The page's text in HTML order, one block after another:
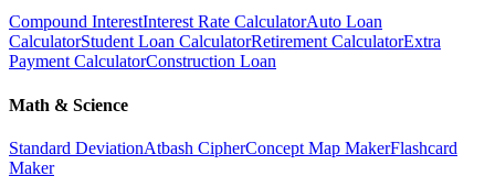
Compound InterestInterest Rate CalculatorAuto Loan
CalculatorStudent Loan CalculatorRetirement CalculatorExtra
Payment CalculatorConstruction Loan
Math & Science
Standard DeviationAtbash CipherConcept Map MakerFlashcard
Maker